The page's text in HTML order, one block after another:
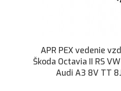
APR PEX vedenie
Škoda Octavia II RS
Audi A3 8V TT